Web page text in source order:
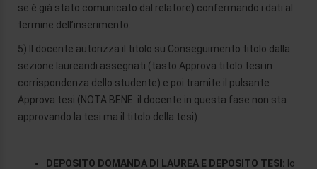
se è già stato comunicato dal relatore) confermando i dati al
termine dell’inserimento.
5) Il docente autorizza il titolo su Conseguimento titolo dalla
sezione laureandi assegnati (tasto Approva titolo tesi in
corrispondenza dello studente) e poi tramite il pulsante
Approva tesi (NOTA BENE: il docente in questa fase non sta
approvando la tesi ma il titolo della tesi).
DEPOSITO DOMANDA DI LAUREA E DEPOSITO TESI: lo